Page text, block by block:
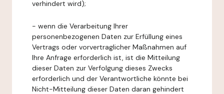
verhindert wird);
- wenn die Verarbeitung Ihrer
personenbezogenen Daten zur Erfüllung eines
Vertrags oder vorvertraglicher Maßnahmen auf
Ihre Anfrage erforderlich ist, ist die Mitteilung
dieser Daten zur Verfolgung dieses Zwecks
erforderlich und der Verantwortliche könnte bei
Nicht-Mitteilung dieser Daten daran gehindert